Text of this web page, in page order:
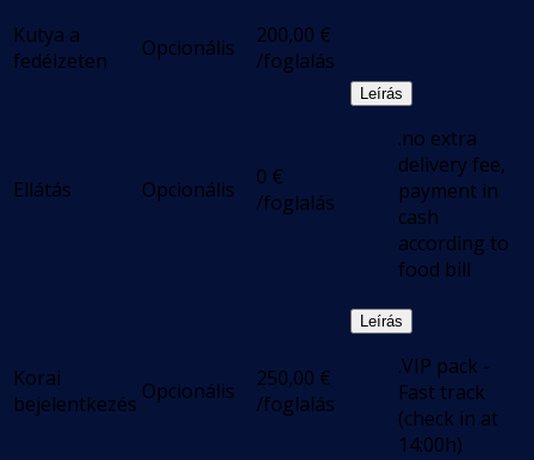
Kutya a
fedélzeten
Opcionális 200,00 €
/foglalás
Ellátás Opcionális 0 €
/foglalás
Leírás
.no extra
delivery fee,
payment in
cash
according to
food bill
Korai
bejelentkezés Opcionális 250,00 €
/foglalás
Leírás
.VIP pack -
Fast track
(check in at
14:00h)